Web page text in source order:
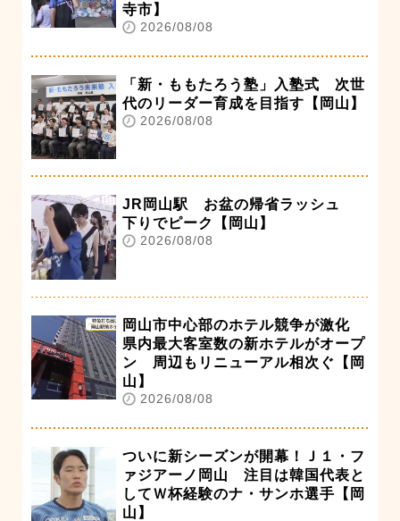
寺市】
2026/08/08
「新・ももたろう塾」入塾式 次世
代のリーダー育成を目指す【岡山】
2026/08/08
JR岡山駅 お盆の帰省ラッシュ
下りでピーク【岡山】
2026/08/08
岡山市中心部のホテル競争が激化
県内最大客室数の新ホテルがオープ
ン 周辺もリニューアル相次ぐ【岡
山】
2026/08/08
ついに新シーズンが開幕！Ｊ１・フ
ァジアーノ岡山 注目は韓国代表と
してＷ杯経験のナ・サンホ選手【岡
山】